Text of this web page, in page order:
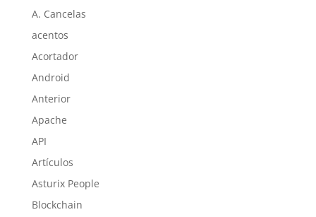
A. Cancelas
acentos
Acortador
Android
Anterior
Apache
API
Artículos
Asturix People
Blockchain